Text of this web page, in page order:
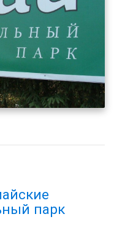
парк